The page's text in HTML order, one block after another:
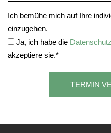
Ich bemühe mich auf Ihre
einzugehen.
Ja, ich habe die
akzeptiere sie.*